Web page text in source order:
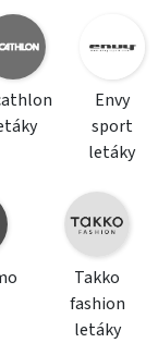
Envy
sport
letáky
Takko
fashion
letáky